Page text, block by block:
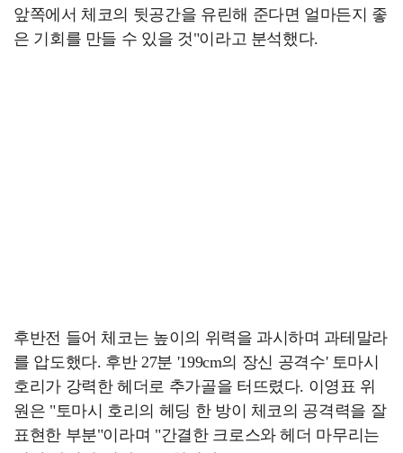
앞쪽에서 체코의 뒷공간을 유린해 준다면 얼마든지 좋
은 기회를 만들 수 있을 것"이라고 분석했다.
후반전 들어 체코는 높이의 위력을 과시하며 과테말라
를 압도했다. 후반 27분 '199cm의 장신 공격수' 토마시
호리가 강력한 헤더로 추가골을 터뜨렸다. 이영표 위
원은 "토마시 호리의 헤딩 한 방이 체코의 공격력을 잘
표현한 부분"이라며 "간결한 크로스와 헤더 마무리는